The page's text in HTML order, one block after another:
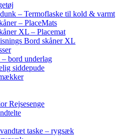
– Termoflaske til kold & varmt
– PlaceMats
XL – Placemat
Bord skåner XL
bord underlag
siddepude
Rejsesenge
taske – rygsæk